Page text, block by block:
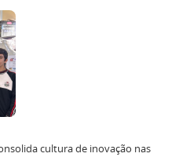
cultura de inovação nas